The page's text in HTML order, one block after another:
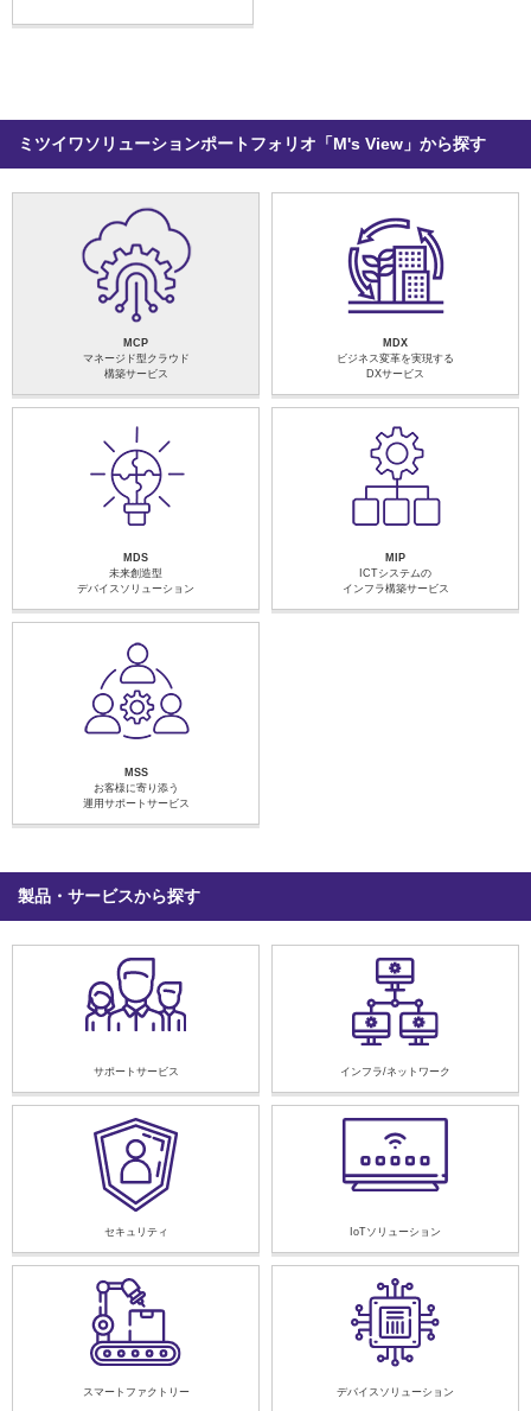
ミツイワソリューションポートフォリオ「M's View」から探す
MCP
マネージド型クラウド
構築サービス
MDX
ビジネス変革を実現する
DXサービス
MDS
未来創造型
デバイスソリューション
MIP
ICTシステムの
インフラ構築サービス
MSS
お客様に寄り添う
運用サポートサービス
製品・サービスから探す
サポートサービス インフラ/ネットワーク
セキュリティ IoTソリューション
スマートファクトリー デバイスソリューション